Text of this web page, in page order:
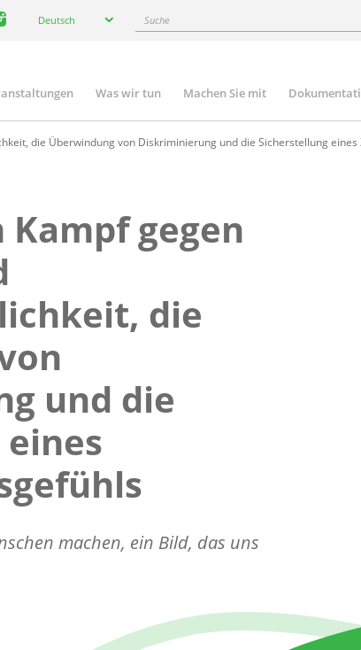
Deutsch Suche
Was wir tun Machen Sie mit
die Überwindung von Diskriminierung und die Sicherstellung
gegen
die
und die
machen, ein Bild, das uns